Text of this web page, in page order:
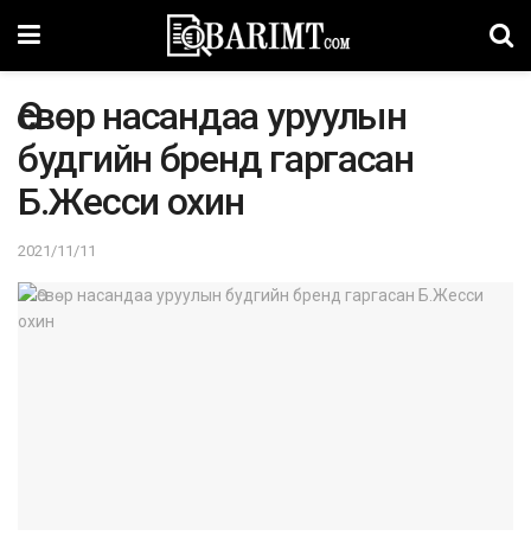
Өсвөр насандаа уруулын
будгийн бренд гаргасан
Б.Жесси охин
2021/11/11